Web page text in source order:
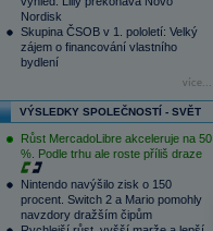
Nordisk
Skupina ČSOB v 1. pololetí: Velký
zájem o financování vlastního
bydlení
více...
VÝSLEDKY SPOLEČNOSTÍ - SVĚT
Růst MercadoLibre akceleruje na 50
%. Podle trhu ale roste příliš draze
Nintendo navýšilo zisk o 150
procent. Switch 2 a Mario pomohly
navzdory dražším čipům